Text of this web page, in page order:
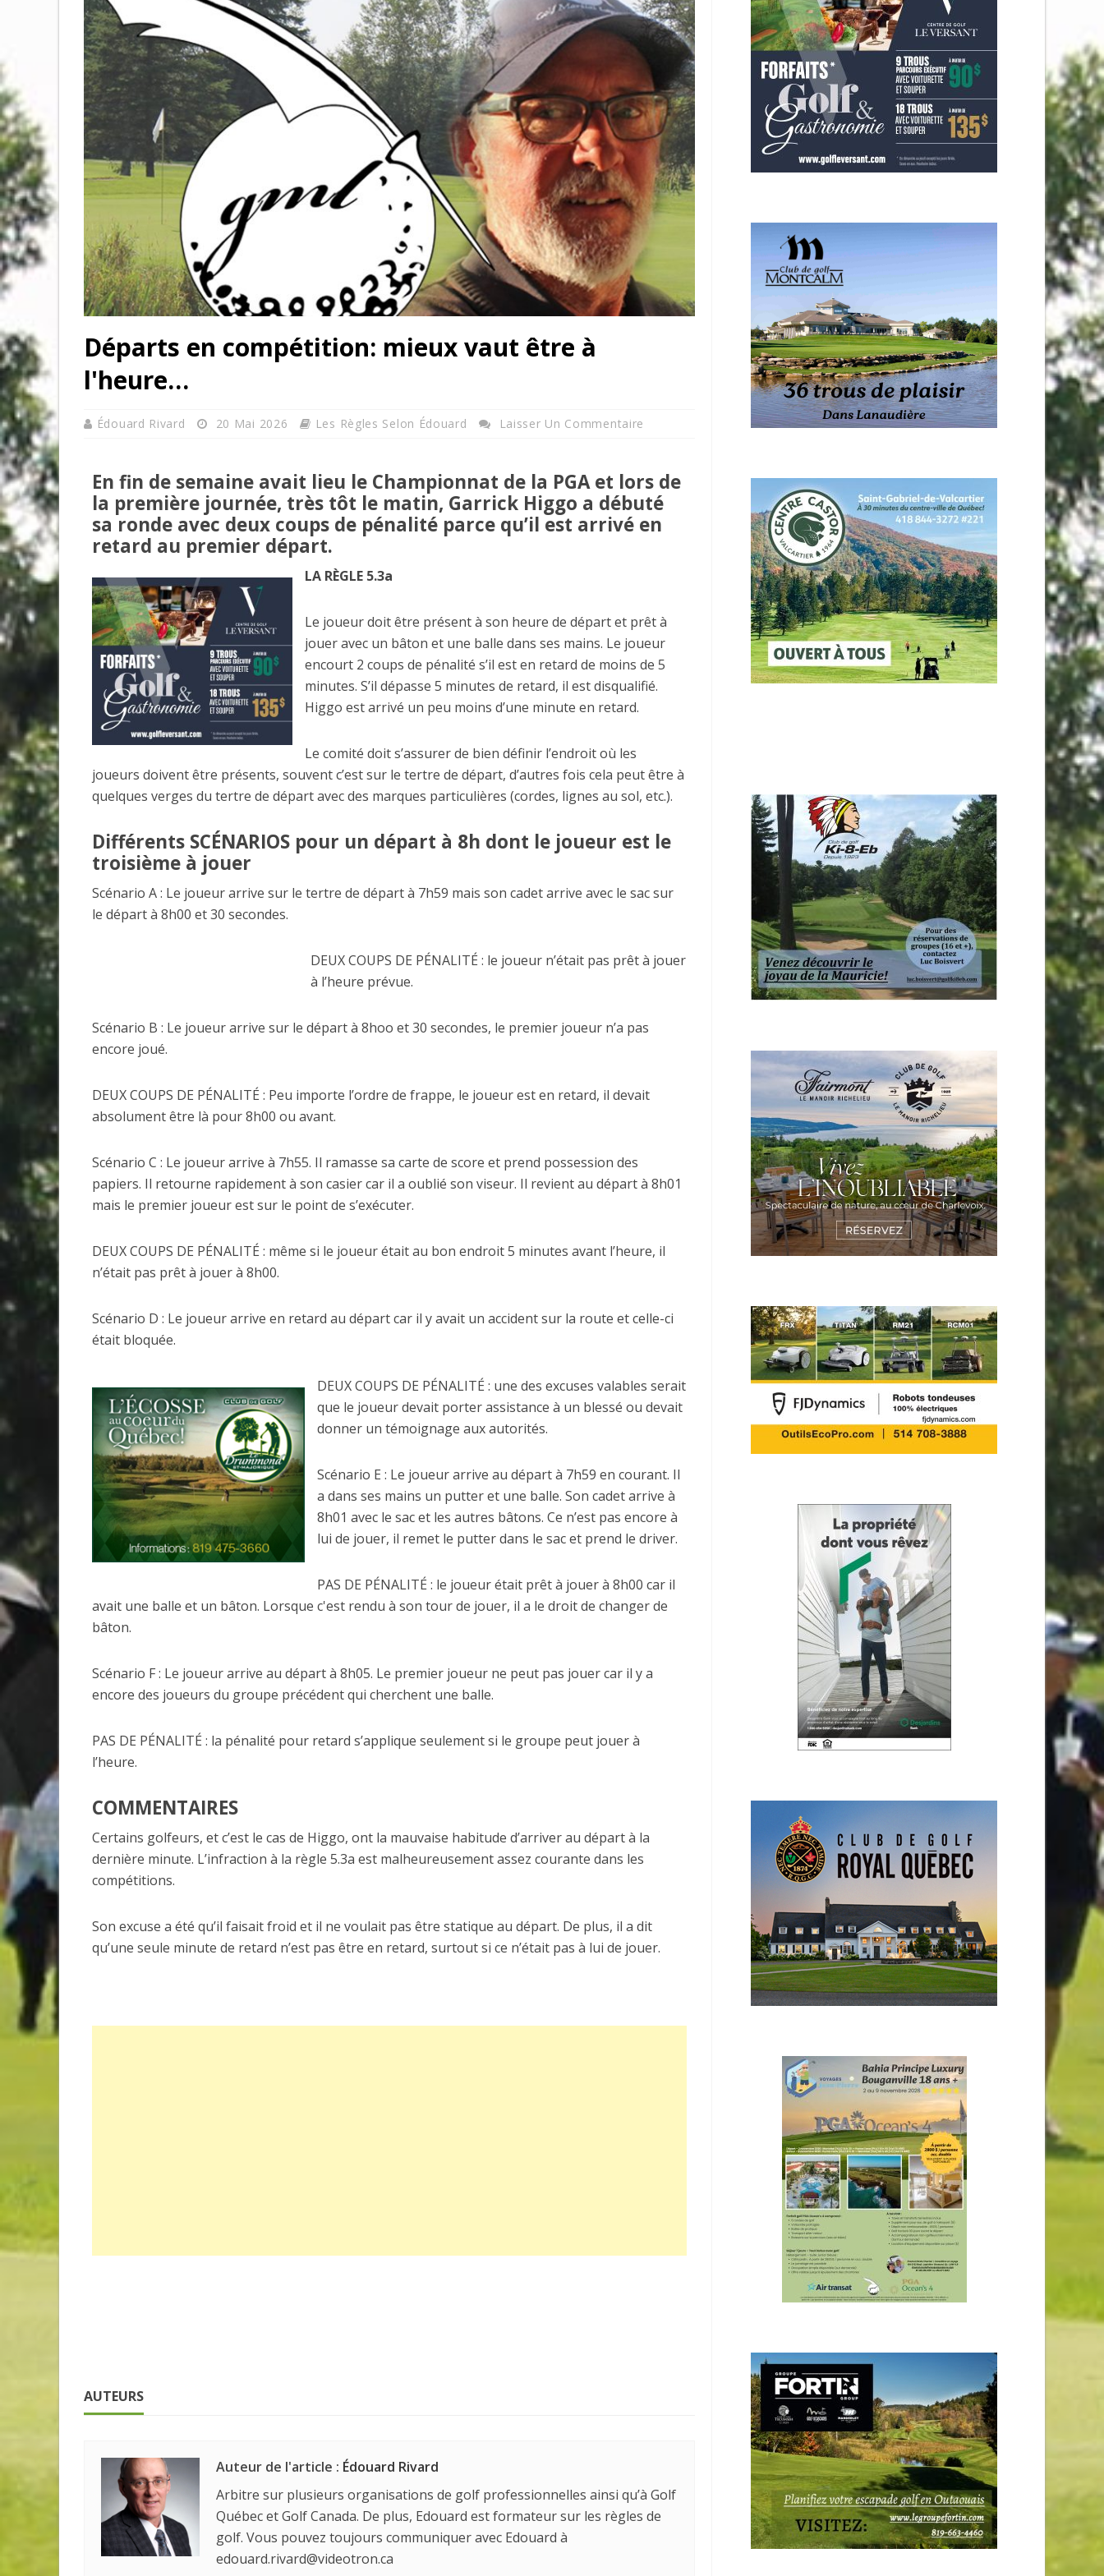
Départs en compétition: mieux vaut être à
l'heure…
Édouard Rivard 20 Mai 2026 Les Règles Selon Édouard Laisser Un Commentaire
En fin de semaine avait lieu le Championnat de la PGA et lors de
la première journée, très tôt le matin, Garrick Higgo a débuté
sa ronde avec deux coups de pénalité parce qu’il est arrivé en
retard au premier départ.
LA RÈGLE 5.3a
Le joueur doit être présent à son heure de départ et prêt à
jouer avec un bâton et une balle dans ses mains. Le joueur
encourt 2 coups de pénalité s’il est en retard de moins de 5
minutes. S’il dépasse 5 minutes de retard, il est disqualifié.
Higgo est arrivé un peu moins d’une minute en retard.
Le comité doit s’assurer de bien définir l’endroit où les
joueurs doivent être présents, souvent c’est sur le tertre de départ, d’autres fois cela peut être à
quelques verges du tertre de départ avec des marques particulières (cordes, lignes au sol, etc.).
Différents SCÉNARIOS pour un départ à 8h dont le joueur est le
troisième à jouer
Scénario A : Le joueur arrive sur le tertre de départ à 7h59 mais son cadet arrive avec le sac sur
le départ à 8h00 et 30 secondes.
DEUX COUPS DE PÉNALITÉ : le joueur n’était pas prêt à jouer
à l’heure prévue.
Scénario B : Le joueur arrive sur le départ à 8hoo et 30 secondes, le premier joueur n’a pas
encore joué.
DEUX COUPS DE PÉNALITÉ : Peu importe l’ordre de frappe, le joueur est en retard, il devait
absolument être là pour 8h00 ou avant.
Scénario C : Le joueur arrive à 7h55. Il ramasse sa carte de score et prend possession des
papiers. Il retourne rapidement à son casier car il a oublié son viseur. Il revient au départ à 8h01
mais le premier joueur est sur le point de s’exécuter.
DEUX COUPS DE PÉNALITÉ : même si le joueur était au bon endroit 5 minutes avant l’heure, il
n’était pas prêt à jouer à 8h00.
Scénario D : Le joueur arrive en retard au départ car il y avait un accident sur la route et celle-ci
était bloquée.
DEUX COUPS DE PÉNALITÉ : une des excuses valables serait
que le joueur devait porter assistance à un blessé ou devait
donner un témoignage aux autorités.
Scénario E : Le joueur arrive au départ à 7h59 en courant. Il
a dans ses mains un putter et une balle. Son cadet arrive à
8h01 avec le sac et les autres bâtons. Ce n’est pas encore à
lui de jouer, il remet le putter dans le sac et prend le driver.
PAS DE PÉNALITÉ : le joueur était prêt à jouer à 8h00 car il
avait une balle et un bâton. Lorsque c'est rendu à son tour de jouer, il a le droit de changer de
bâton.
Scénario F : Le joueur arrive au départ à 8h05. Le premier joueur ne peut pas jouer car il y a
encore des joueurs du groupe précédent qui cherchent une balle.
PAS DE PÉNALITÉ : la pénalité pour retard s’applique seulement si le groupe peut jouer à
l’heure.
COMMENTAIRES
Certains golfeurs, et c’est le cas de Higgo, ont la mauvaise habitude d’arriver au départ à la
dernière minute. L’infraction à la règle 5.3a est malheureusement assez courante dans les
compétitions.
Son excuse a été qu’il faisait froid et il ne voulait pas être statique au départ. De plus, il a dit
qu’une seule minute de retard n’est pas être en retard, surtout si ce n’était pas à lui de jouer.
AUTEURS
Auteur de l'article : Édouard Rivard
Arbitre sur plusieurs organisations de golf professionnelles ainsi qu’à Golf
Québec et Golf Canada. De plus, Edouard est formateur sur les règles de
golf. Vous pouvez toujours communiquer avec Edouard à
edouard.rivard@videotron.ca